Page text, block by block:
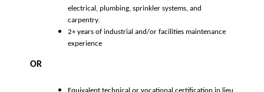
electrical, plumbing, sprinkler systems, and
carpentry.
2+ years of industrial and/or facilities maintenance
experience
OR
Equivalent technical or vocational certification in lieu